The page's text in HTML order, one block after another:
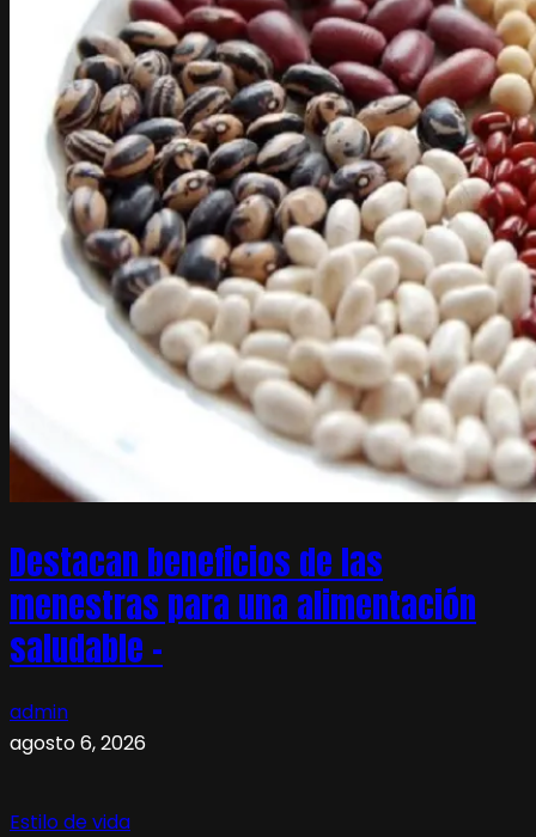
Destacan beneficios de las
menestras para una alimentación
saludable –
admin
agosto 6, 2026
Estilo de vida